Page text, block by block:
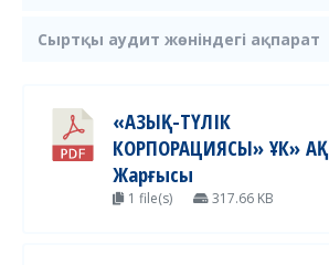
Сыртқы аудит жөніндегі ақпарат
«АЗЫҚ-ТҮЛІК
КОРПОРАЦИЯСЫ» ҰК» АҚ
Жарғысы
1 file(s) 317.66 KB